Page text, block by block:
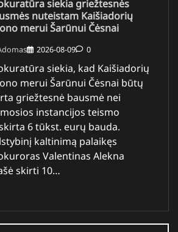
siekia griežtesnės
nuteistam Kaišiadorių
merui Šarūnui Čėsnai
2026-08-09 0
siekia, kad Kaišiadorių
merui Šarūnui Čėsnai būtų
griežtesnė bausmė nei
instancijos teismo
6 tūkst. eurų bauda.
kaltinimą palaikęs
Valentinas Alekna
skirti 10…